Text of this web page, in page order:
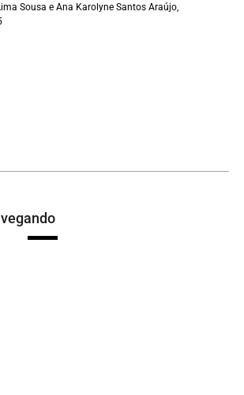
Sousa e Ana Karolyne Santos Araújo,